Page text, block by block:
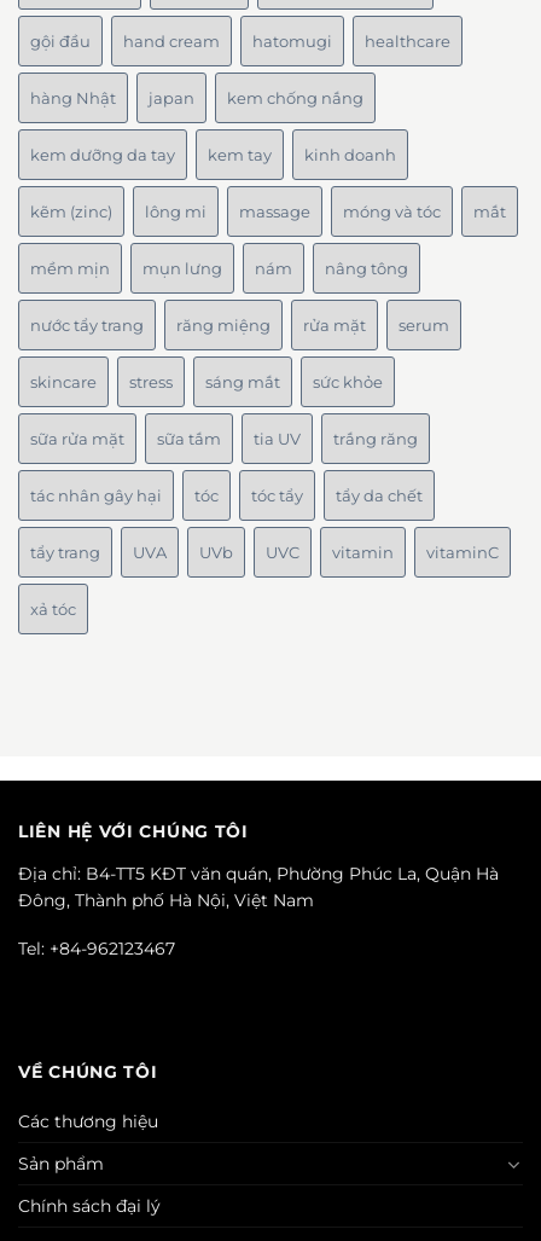
gội đầu hand cream hatomugi healthcare
hàng Nhật japan kem chống nắng
kem dưỡng da tay kem tay kinh doanh
kẽm (zinc) lông mi massage móng và tóc mắt
mềm mịn mụn lưng nám nâng tông
nước tẩy trang răng miệng rửa mặt serum
skincare stress sáng mắt sức khỏe
sữa rửa mặt sữa tắm tia UV trắng răng
tác nhân gây hại tóc tóc tẩy tẩy da chết
tẩy trang UVA UVb UVC vitamin vitaminC
xả tóc
LIÊN HỆ VỚI CHÚNG TÔI
Địa chỉ: B4-TT5 KĐT văn quán, Phường Phúc La, Quận Hà
Đông, Thành phố Hà Nội, Việt Nam
Tel: +84-962123467
VỀ CHÚNG TÔI
Các thương hiệu
Sản phẩm
Chính sách đại lý